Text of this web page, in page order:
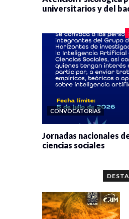
universitarios y del
CONVOCATORIAS
Jornadas nacionales
ciencias sociales